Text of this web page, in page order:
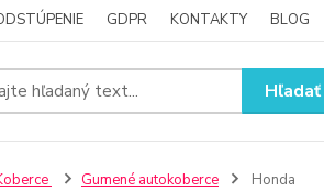
GDPR KONTAKTY BLOG
Hľadať
Gumené autokoberce Honda